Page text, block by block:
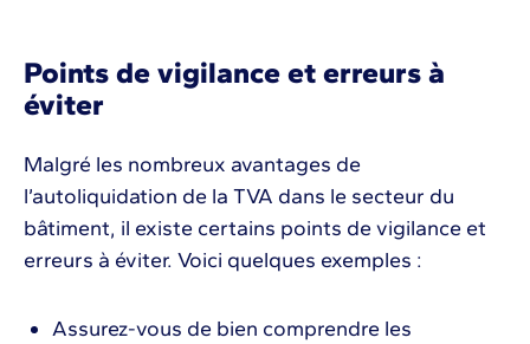
Points de vigilance et erreurs à
éviter
Malgré les nombreux avantages de
l’autoliquidation de la TVA dans le secteur du
bâtiment, il existe certains points de vigilance et
erreurs à éviter. Voici quelques exemples :
Assurez-vous de bien comprendre les